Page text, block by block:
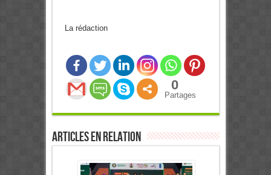
La rédaction
0
Partages
Articles en relation